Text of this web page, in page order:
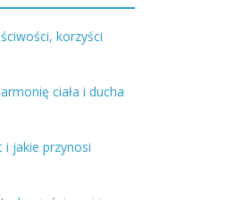
korzyści
ciała i ducha
i jakie przynosi